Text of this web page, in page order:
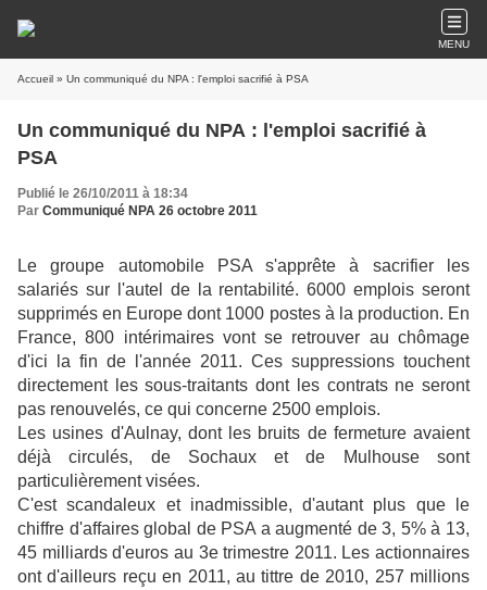
MENU
Accueil » Un communiqué du NPA : l'emploi sacrifié à PSA
Un communiqué du NPA : l'emploi sacrifié à
PSA
Publié le 26/10/2011 à 18:34
Par Communiqué NPA 26 octobre 2011
Le groupe automobile PSA s'apprête à sacrifier les
salariés sur l'autel de la rentabilité. 6000 emplois seront
supprimés en Europe dont 1000 postes à la production. En
France, 800 intérimaires vont se retrouver au chômage
d'ici la fin de l'année 2011. Ces suppressions touchent
directement les sous-traitants dont les contrats ne seront
pas renouvelés, ce qui concerne 2500 emplois.
Les usines d'Aulnay, dont les bruits de fermeture avaient
déjà circulés, de Sochaux et de Mulhouse sont
particulièrement visées.
C'est scandaleux et inadmissible, d'autant plus que le
chiffre d'affaires global de PSA a augmenté de 3, 5% à 13,
45 milliards d'euros au 3e trimestre 2011. Les actionnaires
ont d'ailleurs reçu en 2011, au tittre de 2010, 257 millions